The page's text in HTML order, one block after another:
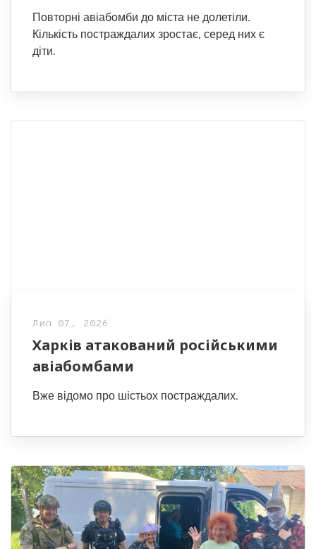
Повторні авіабомби до міста не долетіли.
Кількість постраждалих зростає, серед них є
діти.
Лип 07, 2026
Харків атакований російськими
авіабомбами
Вже відомо про шістьох постраждалих.